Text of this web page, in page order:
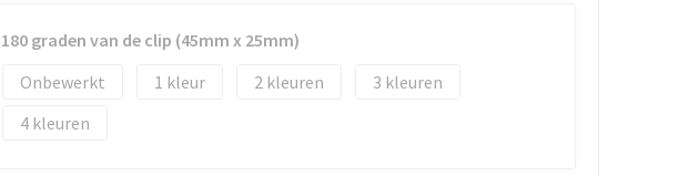
180 graden van de clip (45mm x 25mm)
Onbewerkt
1 2
3
4